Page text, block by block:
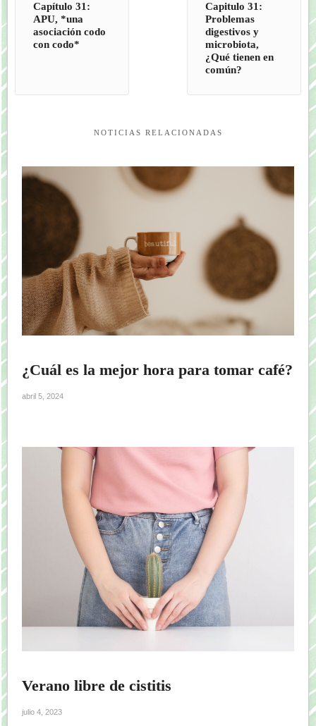
Capítulo 31:
APU, *una
asociación codo
con codo*
Capitulo 31:
Problemas
digestivos y
microbiota,
¿Qué tienen en
común?
NOTICIAS RELACIONADAS
¿Cuál es la mejor hora para tomar café?
abril 5, 2024
Verano libre de cistitis
julio 4, 2023